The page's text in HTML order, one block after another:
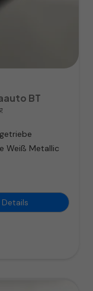
BT
Weiß Metallic
Details